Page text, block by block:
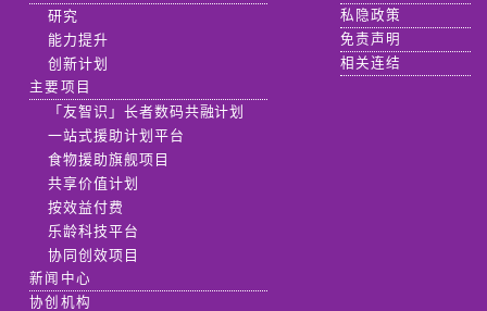
研究
能力提升
创新计划
主要项目
「友智识」长者数码共融计划
一站式援助计划平台
食物援助旗舰项目
共享价值计划
按效益付费
乐龄科技平台
协同创效项目
新闻中心
协创机构
私隐政策
免责声明
相关连结